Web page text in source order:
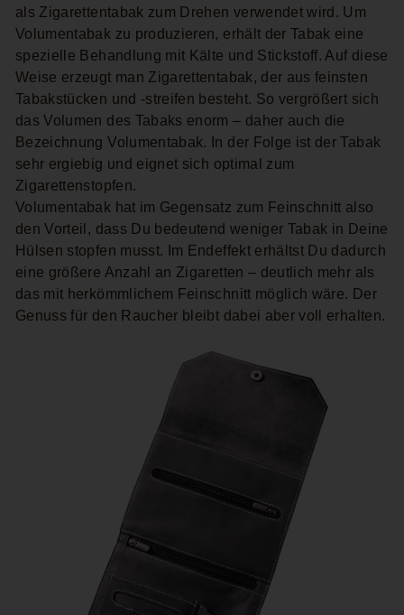
als Zigarettentabak zum Drehen verwendet wird. Um
Volumentabak zu produzieren, erhält der Tabak eine
spezielle Behandlung mit Kälte und Stickstoff. Auf diese
Weise erzeugt man Zigarettentabak, der aus feinsten
Tabakstücken und -streifen besteht. So vergrößert sich
das Volumen des Tabaks enorm – daher auch die
Bezeichnung Volumentabak. In der Folge ist der Tabak
sehr ergiebig und eignet sich optimal zum
Zigarettenstopfen.
Volumentabak hat im Gegensatz zum Feinschnitt also
den Vorteil, dass Du bedeutend weniger Tabak in Deine
Hülsen stopfen musst. Im Endeffekt erhältst Du dadurch
eine größere Anzahl an Zigaretten – deutlich mehr als
das mit herkömmlichem Feinschnitt möglich wäre. Der
Genuss für den Raucher bleibt dabei aber voll erhalten.